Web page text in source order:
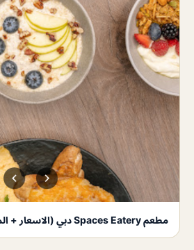
مطعم Spaces Eatery دبي (الاسعار + المنيو + الموقع)